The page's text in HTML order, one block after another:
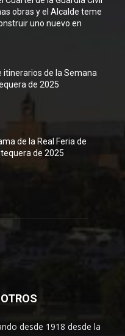
obras y el Alcalde teme
uno nuevo en
itinerarios de la Semana
de 2025
de la Real Feria de
de 2025
desde 1918 desde la